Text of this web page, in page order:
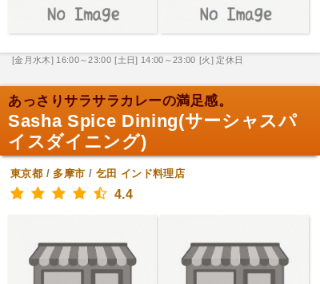
[金月水木] 16:00～23:00 [土日] 14:00～23:00 [火] 定休日
あっさりサラサラカレーの満足感。
Sasha Spice Dining(サーシャスパ
イスダイニング)
東京都 / 多摩市 / 乞田 インド料理店
4.4